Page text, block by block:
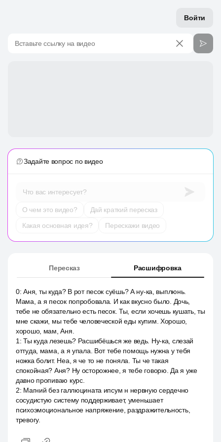
Войти
Вставьте ссылку на видео
Задайте вопрос по видео
Что вас интересует?
О чем это видео?
Дай краткий пересказ
Какая основная идея?
Перескажи видео
Пересказ Расшифровка
0:Аня, ты куда? В рот песок суёшь? А ну-ка, выплюнь.
Мама, а я песок попробовала. И как вкусно было. Дочь,
тебе не обязательно есть песок. Ты, если хочешь кушать, ты
мне скажи, мы тебе человеческой еды купим. Хорошо,
хорошо, мам, Аня.
1 :Ты куда лезешь? Расшибёшься же ведь. Ну-ка, слезай
оттуда, мама, а я упала. Вот тебе помощь нужна у тебя
ножка болит. Неа, я че то не поняла. Ты че такая
спокойная? Аня? Ну осторожнее, я тебе говорю. Да я уже
давно пропиваю курс.
2: Магний без галлюцината ипсум н нервную сердечно
сосудистую систему поддерживает, уменьшает
психоэмоциональное напряжение, раздражительность,
тревогу.